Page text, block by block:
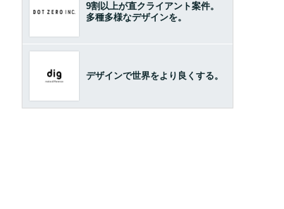
9割以上が直クライアント案件。
多種多様なデザインを。
デザインで世界をより良くする。